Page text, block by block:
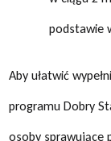
podstawie
Aby ułatwić
programu Dobry
osoby sprawujące